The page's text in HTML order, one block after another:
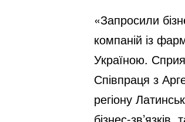
«Запросили
компаній із
Україною.
Співпраця з
регіону